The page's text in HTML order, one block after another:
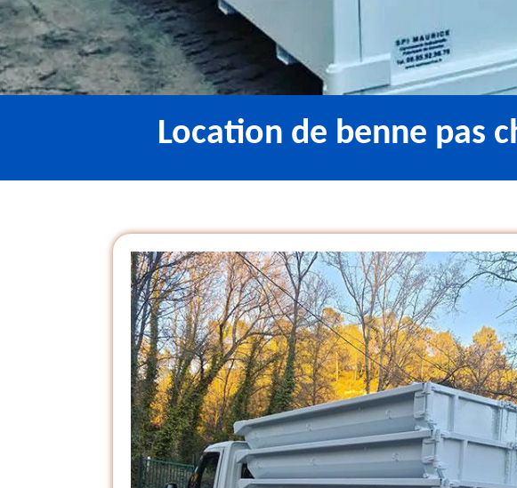
Location de benne pas